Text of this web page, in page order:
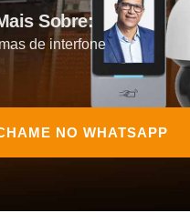
Sobre:
de interfone
NO WHATSAPP